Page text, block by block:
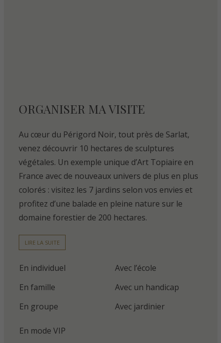
ORGANISER MA VISITE
Au cœur du Périgord Noir, tout près de Sarlat,
venez découvrir 10 hectares de sculptures
végétales. Un exemple unique d’Art Topiaire en
France avec de nouveaux univers de plus en plus
colorés : visitez les 7 jardins selon vos envies et
profitez d’une balade en pleine nature sur le
domaine forestier de 200 hectares.
LIRE LA SUITE
En individuel
En famille
En groupe
Avec l’école
Avec un handicap
Avec jardinier
En mode VIP